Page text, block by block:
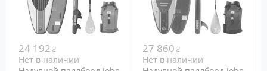
24 192₴
Нет в наличии
27 860₴
Нет в наличии